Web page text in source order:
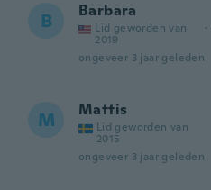
B Barbara
Lid geworden van
2019
·
ongeveer 3 jaar geleden
M Mattis
Lid geworden van
2015
ongeveer 3 jaar geleden